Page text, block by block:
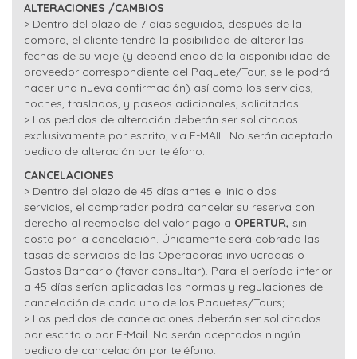
ALTERACIONES /CAMBIOS
> Dentro del plazo de 7 días seguidos, después de la
compra, el cliente tendrá la posibilidad de alterar las
fechas de su viaje (y dependiendo de la disponibilidad del
proveedor correspondiente del Paquete/Tour, se le podrá
hacer una nueva confirmación) así como los servicios,
noches, traslados, y paseos adicionales, solicitados
> Los pedidos de alteración deberán ser solicitados
exclusivamente por escrito, via E-MAIL. No serán aceptado
pedido de alteración por teléfono.
CANCELACIONES
> Dentro del plazo de 45 días antes el inicio dos
servicios, el comprador podrá cancelar su reserva con
derecho al reembolso del valor pago a OPERTUR, sin
costo por la cancelación. Únicamente será cobrado las
tasas de servicios de las Operadoras involucradas o
Gastos Bancario (favor consultar). Para el período inferior
a 45 días serían aplicadas las normas y regulaciones de
cancelación de cada uno de los Paquetes/Tours;
> Los pedidos de cancelaciones deberán ser solicitados
por escrito o por E-Mail. No serán aceptados ningún
pedido de cancelación por teléfono.